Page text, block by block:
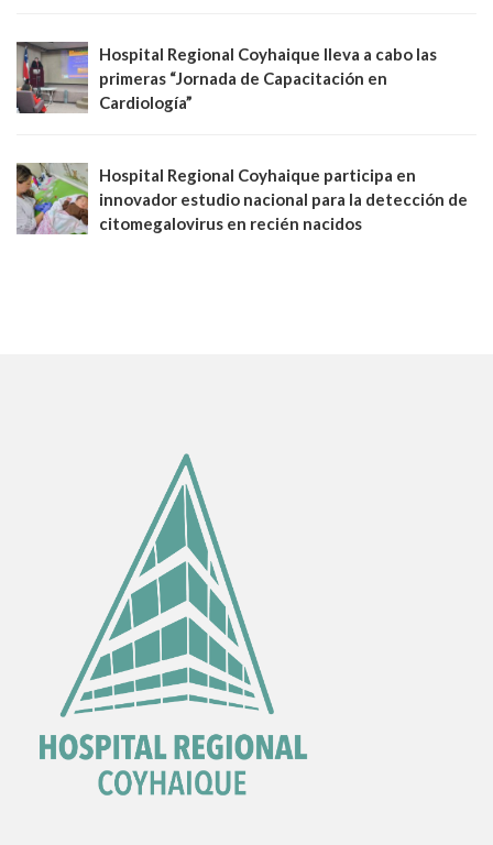
Hospital Regional Coyhaique lleva a cabo las
primeras “Jornada de Capacitación en
Cardiología”
Hospital Regional Coyhaique participa en
innovador estudio nacional para la detección de
citomegalovirus en recién nacidos